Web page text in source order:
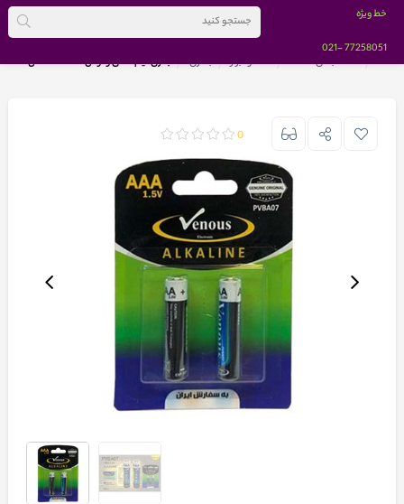
خط ویژه
77258051
-021
خانه
دسته بندی کالاها خانه و ابزار باطری باتری نیم قلمی ونوس alkaline مدل PVBA07
0